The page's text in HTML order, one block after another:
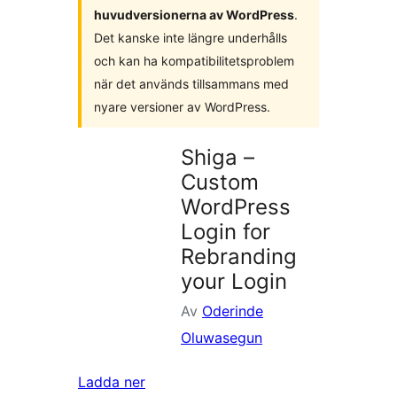
huvudversionerna av WordPress.
Det kanske inte längre underhålls
och kan ha kompatibilitetsproblem
när det används tillsammans med
nyare versioner av WordPress.
Shiga –
Custom
WordPress
Login for
Rebranding
your Login
Av Oderinde
Oluwasegun
Ladda ner